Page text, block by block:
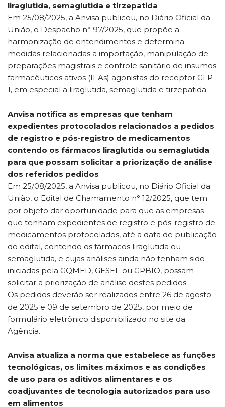
liraglutida, semaglutida e tirzepatida
Em 25/08/2025, a Anvisa publicou, no Diário Oficial da
União, o Despacho n° 97/2025, que propõe a
harmonização de entendimentos e determina
medidas relacionadas a importação, manipulação de
preparações magistrais e controle sanitário de insumos
farmacêuticos ativos (IFAs) agonistas do receptor GLP-
1, em especial a liraglutida, semaglutida e tirzepatida.
Anvisa notifica as empresas que tenham
expedientes protocolados relacionados a pedidos
de registro e pós-registro de medicamentos
contendo os fármacos liraglutida ou semaglutida
para que possam solicitar a priorização de análise
dos referidos pedidos
Em 25/08/2025, a Anvisa publicou, no Diário Oficial da
União, o Edital de Chamamento n° 12/2025, que tem
por objeto dar oportunidade para que as empresas
que tenham expedientes de registro e pós-registro de
medicamentos protocolados, até a data de publicação
do edital, contendo os fármacos liraglutida ou
semaglutida, e cujas análises ainda não tenham sido
iniciadas pela GQMED, GESEF ou GPBIO, possam
solicitar a priorização de análise destes pedidos.
Os pedidos deverão ser realizados entre 26 de agosto
de 2025 e 09 de setembro de 2025, por meio de
formulário eletrônico disponibilizado no site da
Agência.
Anvisa atualiza a norma que estabelece as funções
tecnológicas, os limites máximos e as condições
de uso para os aditivos alimentares e os
coadjuvantes de tecnologia autorizados para uso
em alimentos